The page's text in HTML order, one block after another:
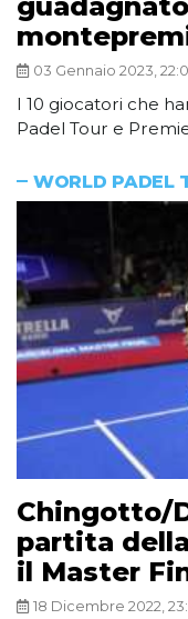
03 Gennaio 2023,
I 10 giocatori che
Padel Tour e
WORLD PADEL
Chingotto/
partita
il Master
18 Dicembre 2022,